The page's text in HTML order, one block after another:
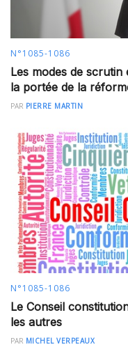
N°1085-1086
Les modes de scrutin
la portée de la
PAR PIERRE MARTIN
N°1085-1086
Le Conseil
les autres
PAR MICHEL VERPEAUX